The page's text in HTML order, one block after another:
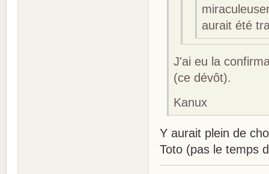
aurait été
J'ai eu la
(ce dévôt).
Kanux
Y aurait plein de
Toto (pas le temps